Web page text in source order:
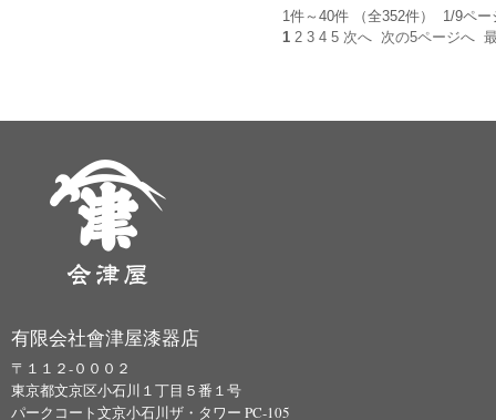
1件～40件 （全352件） 1/9ペー
1 2 3 4 5 次へ 次の5ページへ
有限会社會津屋漆器店
〒１１２-０００２
東京都文京区小石川１丁目５番１号
パークコート文京小石川ザ・タワー PC-105